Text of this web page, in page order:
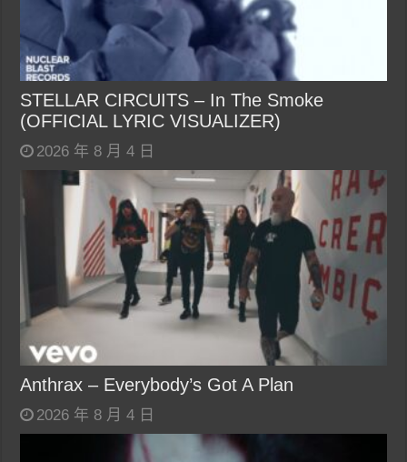
STELLAR CIRCUITS – In The Smoke
(OFFICIAL LYRIC VISUALIZER)
2026 年 8 月 4 日
Anthrax – Everybody’s Got A Plan
2026 年 8 月 4 日